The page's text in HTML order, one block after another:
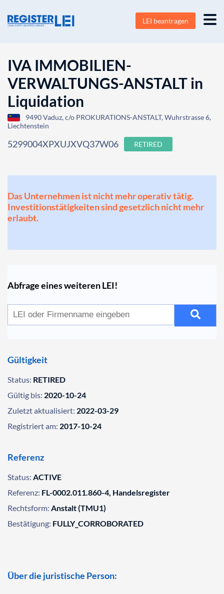
LEI beantragen
IVA IMMOBILIEN-
VERWALTUNGS-ANSTALT in
Liquidation
9490 Vaduz, c/o PROKURATIONS-ANSTALT, Wuhrstrasse 6,
Liechtenstein
5299004XPXUJXVQ37W06 RETIRED
Das Unternehmen ist nicht mehr operativ tätig.
Investitionstätigkeiten sind gesetzlich nicht mehr
erlaubt.
Abfrage eines weiteren LEI!
Gültigkeit
Status: RETIRED
Gültig bis: 2020-10-24
Zuletzt aktualisiert: 2022-03-29
Registriert am: 2017-10-24
Referenz
Status: ACTIVE
Referenz: FL-0002.011.860-4, Handelsregister
Rechtsform: Anstalt (TMU1)
Bestätigung: FULLY_CORROBORATED
Über die juristische Person: